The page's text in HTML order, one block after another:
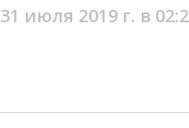
31 июля 2019 г. в